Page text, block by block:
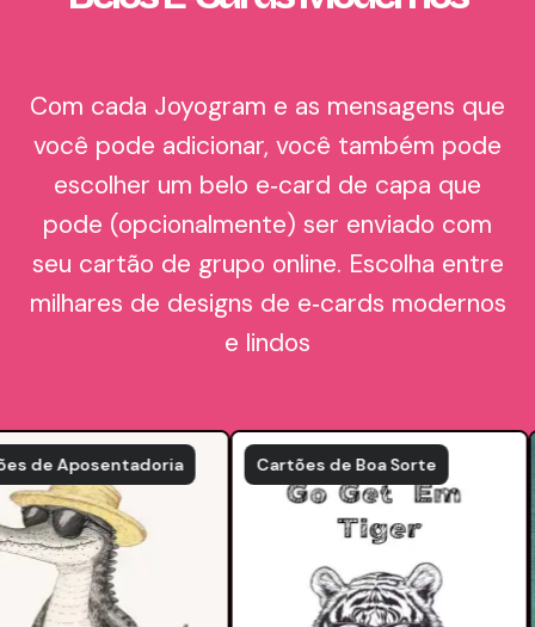
Com cada Joyogram e as mensagens que
você pode adicionar, você também pode
escolher um belo e‑card de capa que
pode (opcionalmente) ser enviado com
seu cartão de grupo online. Escolha entre
milhares de designs de e‑cards modernos
e lindos
Aposentadoria Cartões de Boa Sorte